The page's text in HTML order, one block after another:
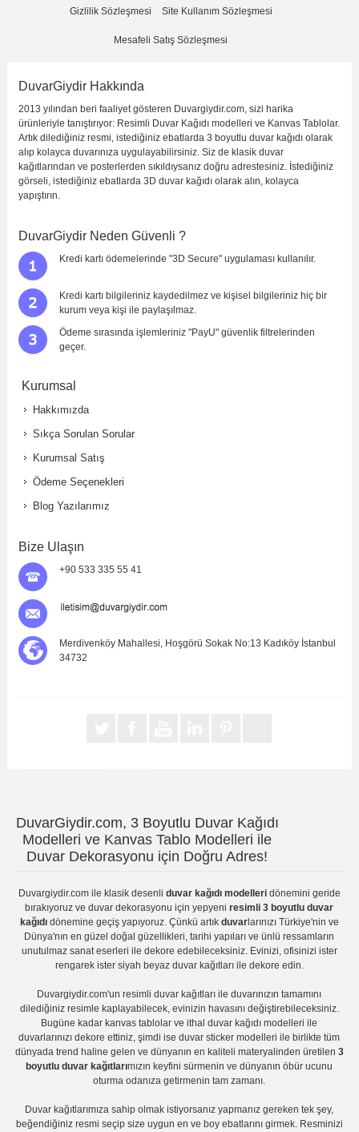
Yorumu Gönder
Gizlilik Sözleşmesi Site Kullanım Sözleşmesi
Mesafeli Satış Sözleşmesi
DuvarGiydir Hakkında
2013 yılından beri faaliyet gösteren Duvargiydir.com, sizi harika
ürünleriyle tanıştırıyor: Resimli Duvar Kağıdı modelleri ve Kanvas Tablolar.
Artık dilediğiniz resmi, istediğiniz ebatlarda 3 boyutlu duvar kağıdı olarak
alıp kolayca duvarınıza uygulayabilirsiniz. Siz de klasik duvar
kağıtlarından ve posterlerden sıkıldıysanız doğru adrestesiniz. İstediğiniz
görseli, istediğiniz ebatlarda 3D duvar kağıdı olarak alın, kolayca
yapıştırın.
DuvarGiydir Neden Güvenli ?
Kredi kartı ödemelerinde "3D Secure" uygulaması kullanılır.
Kredi kartı bilgileriniz kaydedilmez ve kişisel bilgileriniz hiç bir
kurum veya kişi ile paylaşılmaz.
Ödeme sırasında işlemleriniz "PayU" güvenlik filtrelerinden
geçer.
Kurumsal
Hakkımızda
Sıkça Sorulan Sorular
Kurumsal Satış
Ödeme Seçenekleri
Blog Yazılarımız
Bize Ulaşın
+90 533 335 55 41
Merdivenköy Mahallesi, Hoşgörü Sokak No:13 Kadıköy İstanbul
34732
DuvarGiydir.com, 3 Boyutlu Duvar Kağıdı
Modelleri ve Kanvas Tablo Modelleri ile
Duvar Dekorasyonu için Doğru Adres!
Duvargiydir.comile klasik desenli duvar kağıdı modelleridönemini geride
bırakıyoruz veduvar dekorasyonu için yepyeniresimli 3 boyutlu duvar
kağıdıdönemine geçiş yapıyoruz. Çünkü artık duvarlarınızı Türkiye'nin ve
Dünya'nın en güzel doğal güzellikleri, tarihi yapıları ve ünlü ressamların
unutulmaz sanat eserleri ile dekore edebileceksiniz. Evinizi, ofisinizi ister
rengarek ister siyah beyaz duvar kağıtlarıile dekore edin.
Duvargiydir.com'unresimli duvar kağıtları ile duvarınızın tamamını
dilediğiniz resimle kaplayabilecek, evinizin havasını değiştirebileceksiniz.
Bugüne kadar kanvas tablo lar veithal duvar kağıdı modelleri ile
duvarlarınızı dekore ettiniz, şimdi iseduvar sticker modelleri ile birlikte tüm
dünyada trend haline gelen ve dünyanın en kaliteli materyalinden üretilen 3
boyutlu duvar kağıtlarımızın keyfini sürmenin ve dünyanın öbür ucunu
oturma odanıza getirmenin tam zamanı.
Duvar kağıtlarımıza sahip olmak istiyorsanız yapmanız gereken tek şey,
beğendiğiniz resmi seçip size uygun en ve boy ebatlarını girmek. Resminizi